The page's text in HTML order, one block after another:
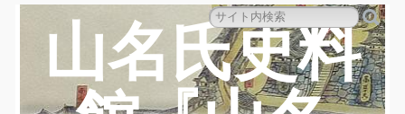
山名氏史料